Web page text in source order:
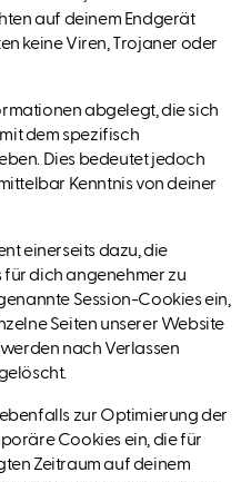
auf deinem Endgerät
keine Viren, Trojaner oder
abgelegt, die sich
dem spezifisch
Dies bedeutet jedoch
Kenntnis von deiner
einerseits dazu, die
für dich angenehmer zu
Session-Cookies ein,
Seiten unserer Website
nach Verlassen
zur Optimierung der
Cookies ein, die für
Zeitraum auf deinem